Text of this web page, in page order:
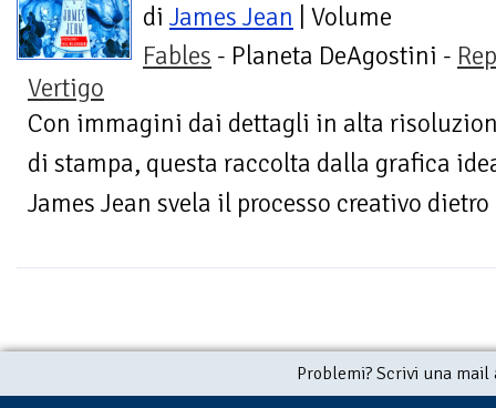
di James Jean | Volume
Fables - Planeta DeAgostini -
Vertigo
Con immagini dai dettagli in alta
di stampa, questa raccolta dalla grafica
James Jean svela il processo creativo
Problemi? Scrivi una